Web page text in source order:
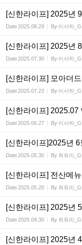
[신한라이프] 2025년
Date2025.08.29 By 이서하
[신한라이프] 2025년
Date2025.07.30 By 이서하
[신한라이프] 모아더
Date2025.07.23 By 이서하
[신한라이프] 2025.07
Date2025.06.27 By 이서하
[신한라이프]2025년
Date2025.05.30 By 최유리
[신한라이프] 전산메
Date2025.05.20 By 최유리
[신한라이프] 2025년
Date2025.04.30 By 최유리
[신한라이프] 2025년